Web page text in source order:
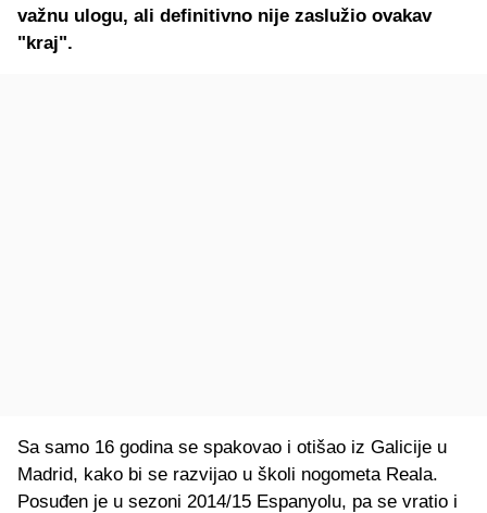
važnu ulogu, ali definitivno nije zaslužio ovakav
"kraj".
Sa samo 16 godina se spakovao i otišao iz Galicije u
Madrid, kako bi se razvijao u školi nogometa Reala.
Posuđen je u sezoni 2014/15 Espanyolu, pa se vratio i